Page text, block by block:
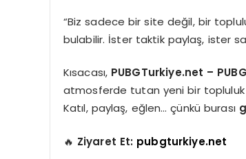
“Biz sadece bir site değil, bir
bulabilir. İster taktik paylaş, ister
Kısacası, PUBGTurkiye.net –
atmosferde tutan yeni bir topluluk
Katıl, paylaş, eğlen… çünkü burası
🔥 Ziyaret Et: pubgturkiye.net